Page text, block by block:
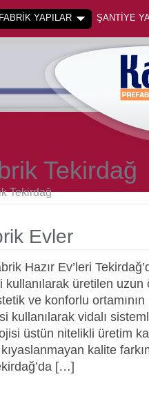
YAPILAR ŞANTİYE
Tekirdağ
Tekirdağ
Evler
Hazır Ev’leri
üretilen
ve konforlu ortamının
kullanılarak vidalı
üstün nitelikli üretim
kalite
[…]